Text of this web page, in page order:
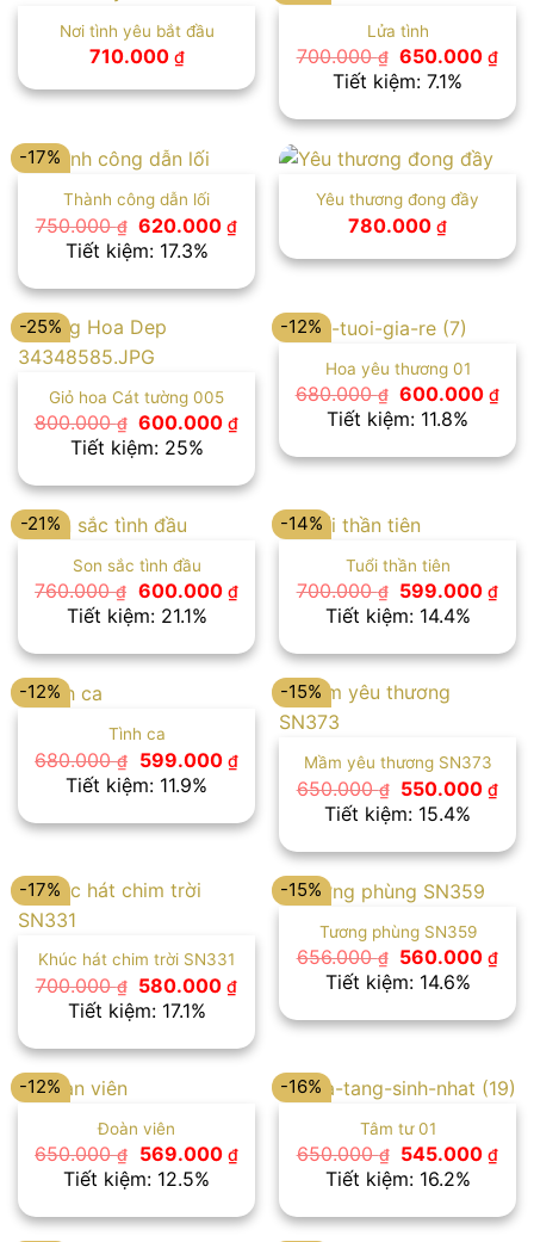
Nơi tình yêu bắt đầu
710.000 ₫
Lửa tình
700.000₫ Giá
gốc
là:
650.000₫Giá
là:
Tiết kiệm: 7.1%
-17%
Thành công dẫn lối
750.000₫ Giá
gốc
là:
620.000₫Giá
là:
620.000 ₫.
Tiết kiệm: 17.3%
Yêu thương đong đầy
780.000 ₫
-25%
Giỏ hoa Cát tường 005
800.000₫ Giá
gốc
là:
600.000₫Giá
là:
600.000 ₫.
Tiết kiệm: 25%
-12%
Hoa yêu thương 01
680.000₫ Giá
gốc
là:
600.000₫Giá
là:
Tiết kiệm: 11.8%
-21%
Son sắc tình đầu
760.000₫ Giá
gốc
là:
600.000 ₫Giá
hiện
là:
600.000 ₫.
Tiết kiệm: 21.1%
-14%
Tuổi thần tiên
700.000₫
Giá
gốc
là:
599.000₫Giá
là:
Tiết kiệm: 14.4%
-12%
Tình ca
680.000₫
Giá
gốc
là:
599.000 ₫Giá
hiện
là:
599.000 ₫.
Tiết kiệm: 11.9%
-15%
Mầm yêu thương SN373
650.000₫
Giá
gốc
là:
550.000₫Giá
là:
Tiết kiệm: 15.4%
-17%
Khúc hát chim trời SN331
700.000₫
Giá
gốc
là:
580.000₫Giá
là:
580.000 ₫.
Tiết kiệm: 17.1%
-15%
Tương phùng SN359
656.000₫
Giá
gốc
là:
560.000₫Giá
là:
Tiết kiệm: 14.6%
-12%
Đoàn viên
650.000₫
Giá
gốc
là:
569.000 ₫Giá
hiện
là:
569.000 ₫.
Tiết kiệm: 12.5%
-16%
Tâm tư 01
650.000₫
Giá
gốc
là:
545.000₫Giá
là:
Tiết kiệm: 16.2%